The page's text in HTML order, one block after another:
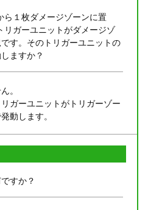
ら１枚ダメージゾーンに置
リガーユニットがダメージゾ
す。そのトリガーユニットの
ますか？
。
ガーユニットがトリガーゾー
動します。
すか？